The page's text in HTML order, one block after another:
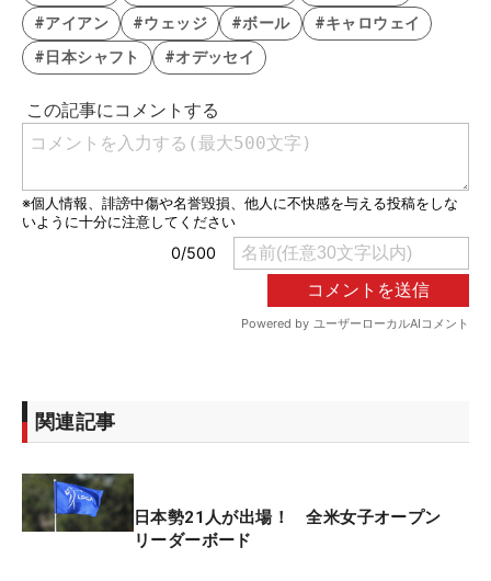
#アイアン
#ウェッジ #ボール
#キャロウェイ
#日本シャフト
#オデッセイ
関連記事
日本勢21人が出場！ 全米女子オープン
リーダーボード